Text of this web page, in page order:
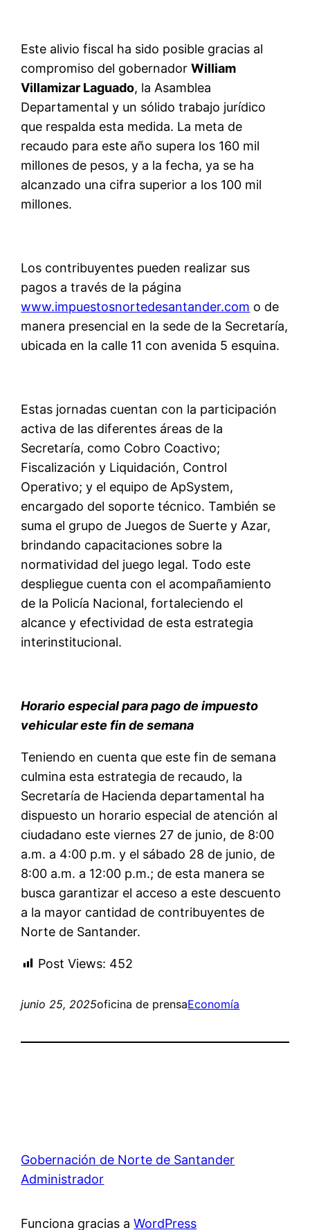
Este alivio fiscal ha sido posible gracias al
compromiso del gobernadorWilliam
Villamizar Laguado, la Asamblea
Departamental y un sólido trabajo jurídico
que respalda esta medida. La meta de
recaudo para este año supera los 160 mil
millones de pesos, y a la fecha, ya se ha
alcanzado una cifra superior a los 100 mil
millones.
Los contribuyentes pueden realizar sus
pagos a través de la página
www.impuestosnortedesantander.com o de
manera presencial en la sede de la Secretaría,
ubicada en la calle 11 con avenida 5 esquina.
Estas jornadas cuentan con la participación
activa de las diferentes áreas de la
Secretaría, como Cobro Coactivo;
Fiscalización y Liquidación, Control
Operativo; y el equipo de ApSystem,
encargado del soporte técnico. También se
suma el grupo de Juegos de Suerte y Azar,
brindando capacitaciones sobre la
normatividad del juego legal. Todo este
despliegue cuenta con el acompañamiento
de la Policía Nacional, fortaleciendo el
alcance y efectividad de esta estrategia
interinstitucional.
Horario especial para pago de impuesto
vehicular este fin de semana
Teniendo en cuenta que este fin de semana
culmina esta estrategia de recaudo, la
Secretaría de Hacienda departamental ha
dispuesto un horario especial de atención al
ciudadano este viernes 27 de junio, de 8:00
a.m. a 4:00 p.m. y el sábado 28 de junio, de
8:00 a.m. a 12:00 p.m.; de esta manera se
busca garantizar el acceso a este descuento
a la mayor cantidad de contribuyentes de
Norte de Santander.
Post Views: 452
junio 25, 2025oficina de prensaEconomía
Gobernación de Norte de Santander
Administrador
Funciona gracias aWordPress